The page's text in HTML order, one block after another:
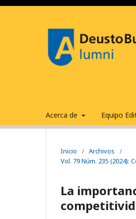
Acerca de Equipo
Inicio / Archivos
/
Vol. 79 Núm. 235
La